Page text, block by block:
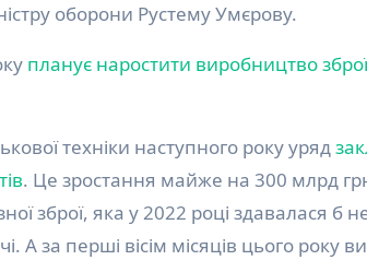
оборони Рустему Умєрову.
планує наростити виробництво зброї
техніки наступного року уряд
. Це зростання майже на 300 млрд
зброї, яка у 2022 році здавалася
А за перші вісім місяців цього року